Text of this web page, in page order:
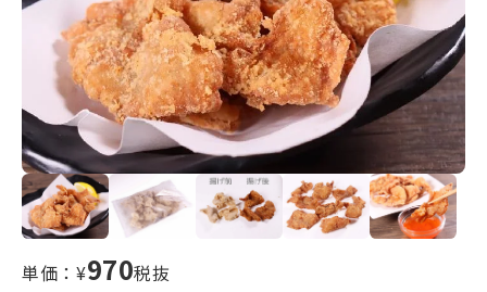
単価：¥970税抜